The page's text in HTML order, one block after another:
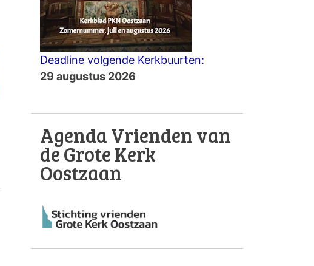
Deadline volgende Kerkbuurten:
29 augustus 2026
Agenda Vrienden van
de Grote Kerk
Oostzaan